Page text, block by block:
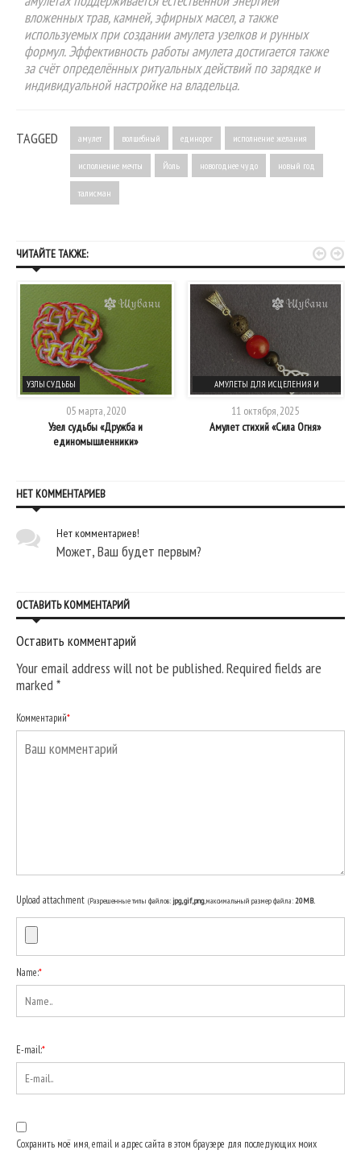
вложенных трав, камней, эфирных масел, а также
используемых при создании амулета узелков и рунных
формул. Эффективность работы амулета достигается также
за счёт определённых ритуальных действий по зарядке и
индивидуальной настройке на владельца.
TAGGED амулет волшебный единорог исполнение желания
исполнение мечты Йоль новогоднее чудо новый год
талисман
ЧИТАЙТЕ ТАКЖЕ:
УЗЛЫ СУДЬБЫ
05 марта, 2020
Узел судьбы «Дружба и
единомышленники»
АМУЛЕТЫ ДЛЯ ИСЦЕЛЕНИЯ И
11 октября, 2025
Амулет стихий «Сила Огня»
 
НЕТ КОММЕНТАРИЕВ
Нет комментариев!
Может, Ваш будет первым?
ОСТАВИТЬ КОММЕНТАРИЙ
Оставить комментарий
Your email address will not be published. Required fields are
marked*
Комментарий*
Upload attachment (Разрешенные типы файлов:jpg, gif, png, максимальный размер файла: 20MB.
Name:*
E-mail:*
Сохранить моё имя, email и адрес сайта в этом браузере для последующих моих